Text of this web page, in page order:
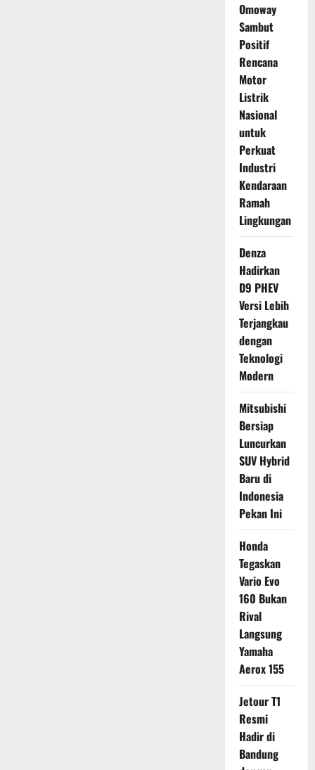
Omoway
Sambut
Positif
Rencana
Motor
Listrik
Nasional
untuk
Perkuat
Industri
Kendaraan
Ramah
Lingkungan
Denza
Hadirkan
D9 PHEV
Versi Lebih
Terjangkau
dengan
Teknologi
Modern
Mitsubishi
Bersiap
Luncurkan
SUV Hybrid
Baru di
Indonesia
Pekan Ini
Honda
Tegaskan
Vario Evo
160 Bukan
Rival
Langsung
Yamaha
Aerox 155
Jetour T1
Resmi
Hadir di
Bandung